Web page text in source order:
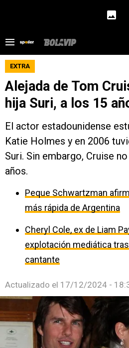
EXTRA
Alejada de Tom
hija Suri, a los 15
El actor estadounidense
Katie Holmes y en 2006
Suri. Sin embargo, Cruise
años.
Peque Schwartzman
más rápida de Argentina
Cheryl Cole, ex de Liam
explotación mediática
cantante
Actualizado el 17/12/2024 -